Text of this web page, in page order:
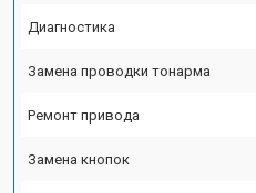
Диагностика
Замена проводки тонарма
Ремонт привода
Замена кнопок